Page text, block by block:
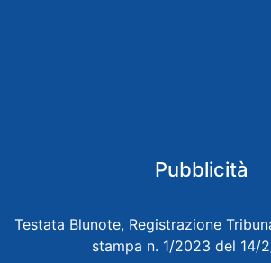
Pubblicità
Testata Blunote, Registrazione
stampa n. 1/2023 del 14/